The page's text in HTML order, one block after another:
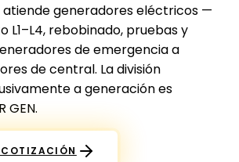
atiende generadores eléctricos —
L1–L4, rebobinado, pruebas y
de emergencia a
de central. La división
a generación es
GEN.